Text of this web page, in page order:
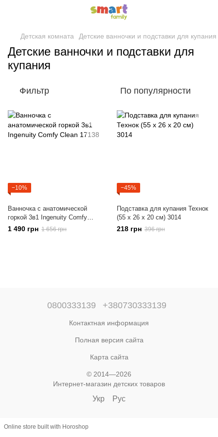
Детская комната Детские ванночки и подставки для купания
Детские ванночки и подставки для
купания
Фильтр По популярности
−10%
Ванночка с анатомической
горкой 3в1 Ingenuity Comfy
Clean 17138
1 490 грн 1 656 грн
−45%
Подставка для купания Технок
(55 х 26 х 20 см) 3014
218 грн 396 грн
0800333139 +380730333139
Контактная информация
Полная версия сайта
Карта сайта
© 2014—2026
Интернет-магазин детских товаров
Укр Рус
Online store built with Horoshop